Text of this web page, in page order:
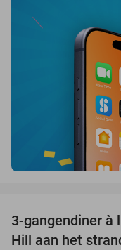
3-gangendiner à
Hill aan het